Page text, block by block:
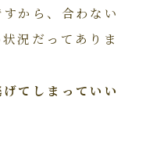
すから、合わない
況だってありま
てしまっていい